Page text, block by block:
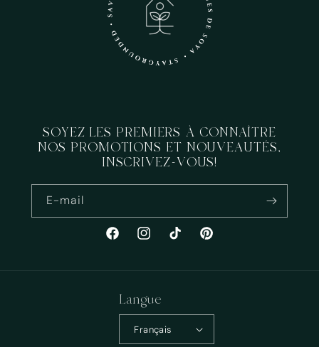
SOYEZ LES PREMIERS À CONNAÎTRE
NOS PROMOTIONS ET NOUVEAUTÉS,
INSCRIVEZ-VOUS!
E-mail
FacebookInstagramTikTok Pinterest
Langue
Français